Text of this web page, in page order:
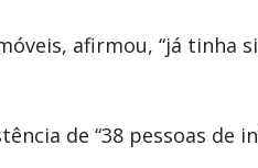
afirmou, “já tinha
de “38 pessoas de